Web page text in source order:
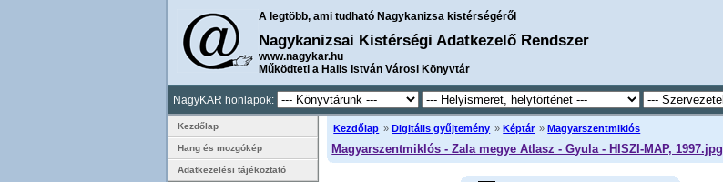
A legtöbb, ami tudható Nagykanizsa kistérségéről
Nagykanizsai Kistérségi Adatkezelő Rendszer
www.nagykar.hu
Működteti a Halis István Városi Könyvtár
NagyKAR honlapok:
Kezdőlap » Digitális gyűjtemény » Képtár » Magyarszentmiklós
Magyarszentmiklós - Zala megye Atlasz - Gyula - HISZI-MAP, 1997.jpg
Kezdőlap
Hang és mozgókép
Adatkezelési tájékoztató